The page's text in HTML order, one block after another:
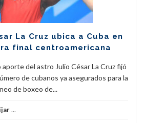
La Cruz ubica a Cuba en
final centroamericana
aporte del astro Julio César La Cruz fijó
de cubanos ya asegurados para la
de boxeo de...
...